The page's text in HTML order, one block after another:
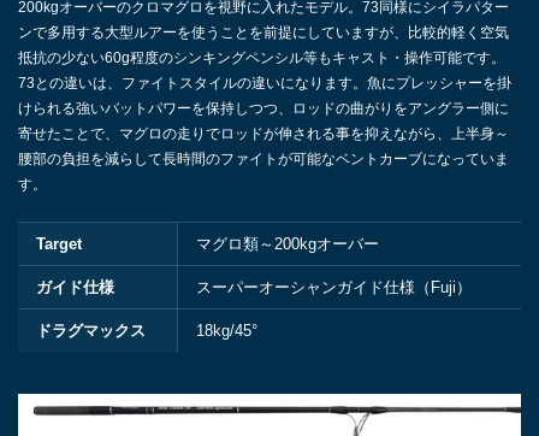
200kgオーバーのクロマグロを視野に入れたモデル。73同様にシイラパター
ンで多用する大型ルアーを使うことを前提にしていますが、比較的軽く空気
抵抗の少ない60g程度のシンキングペンシル等もキャスト・操作可能です。
73との違いは、ファイトスタイルの違いになります。魚にプレッシャーを掛
けられる強いバットパワーを保持しつつ、ロッドの曲がりをアングラー側に
寄せたことで、マグロの走りでロッドが伸される事を抑えながら、上半身～
腰部の負担を減らして長時間のファイトが可能なベントカーブになっていま
す。
Target マグロ類～200kgオーバー
ガイド仕様 スーパーオーシャンガイド仕様（Fuji）
ドラグマックス 18kg/45°